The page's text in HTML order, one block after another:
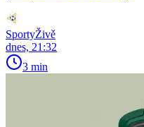
SportyŽivě
dnes, 21:32
3 min